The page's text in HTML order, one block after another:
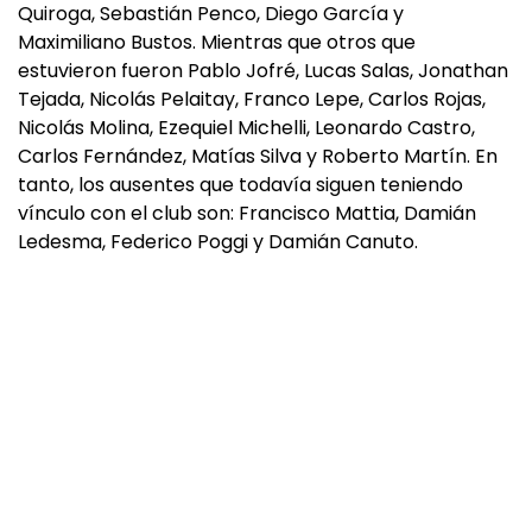
Quiroga, Sebastián Penco, Diego García y
Maximiliano Bustos. Mientras que otros que
estuvieron fueron Pablo Jofré, Lucas Salas, Jonathan
Tejada, Nicolás Pelaitay, Franco Lepe, Carlos Rojas,
Nicolás Molina, Ezequiel Michelli, Leonardo Castro,
Carlos Fernández, Matías Silva y Roberto Martín. En
tanto, los ausentes que todavía siguen teniendo
vínculo con el club son: Francisco Mattia, Damián
Ledesma, Federico Poggi y Damián Canuto.